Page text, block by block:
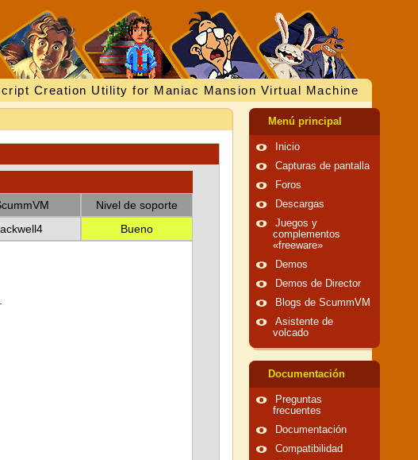
Creation Utility for Maniac Mansion Virtual Machine
Nivel de soporte
Bueno
Menú principal
Inicio
Capturas de pantalla
Foros
Descargas
Juegos y
complementos
«freeware»
Demos
Demos de Director
Blogs de ScummVM
Asistente de
volcado
Documentación
Preguntas
frecuentes
Documentación
Compatibilidad